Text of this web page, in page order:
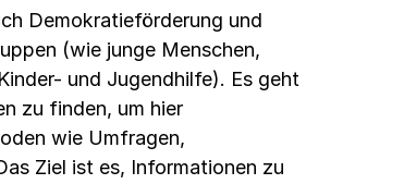
Demokratieförderung und
(wie junge Menschen,
und Jugendhilfe). Es geht
zu finden, um hier
wie Umfragen,
Ziel ist es, Informationen zu